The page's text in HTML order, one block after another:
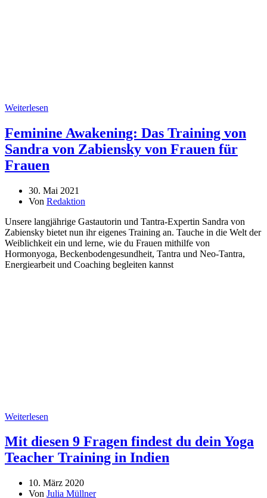
Weiterlesen
Feminine Awakening: Das Training von
Sandra von Zabiensky von Frauen für
Frauen
30. Mai 2021
Von Redaktion
Unsere langjährige Gastautorin und Tantra-Expertin Sandra von
Zabiensky bietet nun ihr eigenes Training an. Tauche in die Welt der
Weiblichkeit ein und lerne, wie du Frauen mithilfe von
Hormonyoga, Beckenbodengesundheit, Tantra und Neo-Tantra,
Energiearbeit und Coaching begleiten kannst
Weiterlesen
Mit diesen 9 Fragen findest du dein Yoga
Teacher Training in Indien
10. März 2020
Von Julia Müllner